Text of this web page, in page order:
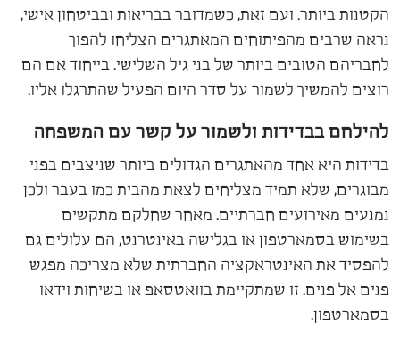
הקטנות ביותר. ועם זאת, כשמדובר בבריאות ובביטחון אישי,
נראה שרבים מהפיתוחים המאתגרים הצליחו להפוך
לחבריהם הטובים ביותר של בני גיל השלישי. בייחוד אם הם
רוצים להמשיך לשמור על סדר היום הפעיל שהתרגלו אליו.
להילחם בבדידות ולשמור על קשר עם המשפחה
בדידות היא אחד מהאתגרים הגדולים ביותר שניצבים בפני
מבוגרים, שלא תמיד מצליחים לצאת מהבית כמו בעבר ולכן
נמנעים מאירועים חברתיים. מאחר שחלקם מתקשים
בשימוש בסמארטפון או בגלישה באינטרנט, הם עלולים גם
להפסיד את האינטראקציה החברתית שלא מצריכה מפגש
פנים אל פנים. זו שמתקיימת בוואטסאפ או בשיחות וידאו
בסמארטפון.